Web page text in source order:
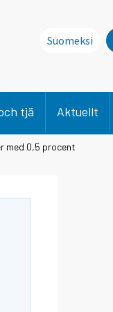
Suomeksi
tjä Aktuellt
med 0,5 procent